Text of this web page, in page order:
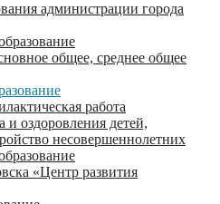
администрации города
общее, среднее общее
работа
и оздоровления детей,
несовершеннолетних
«Центр развития